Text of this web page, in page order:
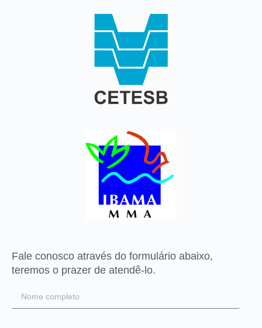
Fale conosco através do formulário abaixo,
teremos o prazer de atendê-lo.